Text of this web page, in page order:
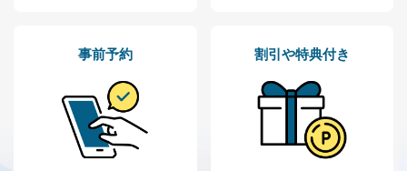
事前予約 割引や特典付き